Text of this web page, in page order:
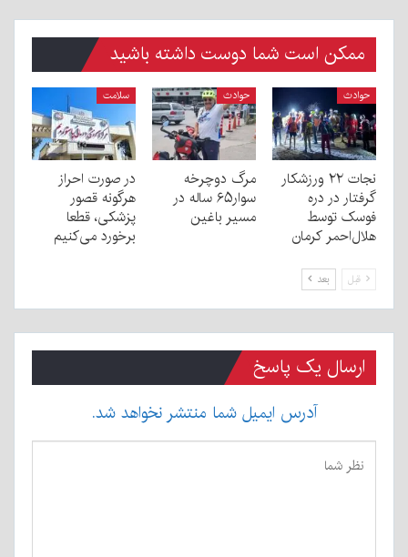
ممکن است شما دوست داشته باشید
حوادث
نجات ۲۲ ورزشکار
گرفتار در دره
فوسک توسط
هلال‌احمر کرمان
حوادث
مرگ دوچرخه
سوار۶۵ ساله در
مسیر باغین
سلامت
در صورت احراز
هرگونه قصور
پزشکی، قطعا
برخورد می‌کنیم
قبل بعد
ارسال یک پاسخ
آدرس ایمیل شما منتشر نخواهد شد.